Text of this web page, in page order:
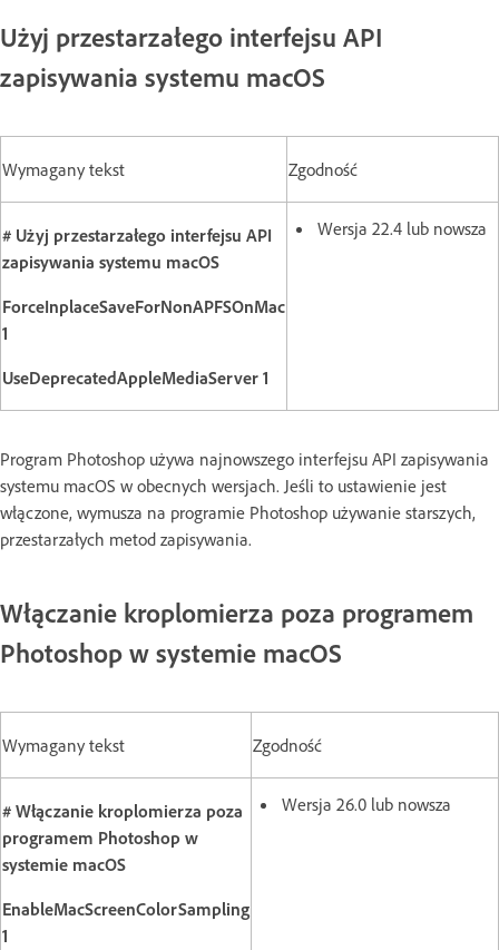
Użyj przestarzałego interfejsu API
zapisywania systemu macOS
Wymagany tekst Zgodność
# Użyj przestarzałego interfejsu API
zapisywania systemu macOS
ForceInplaceSaveForNonAPFSOnMac
1
UseDeprecatedAppleMediaServer 1
Wersja 22.4 lub nowsza
Program Photoshop używa najnowszego interfejsu API zapisywania
systemu macOS w obecnych wersjach. Jeśli to ustawienie jest
włączone, wymusza na programie Photoshop używanie starszych,
przestarzałych metod zapisywania.
Włączanie kroplomierza poza programem
Photoshop w systemie macOS
Wymagany tekst Zgodność
# Włączanie kroplomierza poza
programem Photoshop w
systemie macOS
EnableMacScreenColorSampling
1
Wersja 26.0 lub nowsza